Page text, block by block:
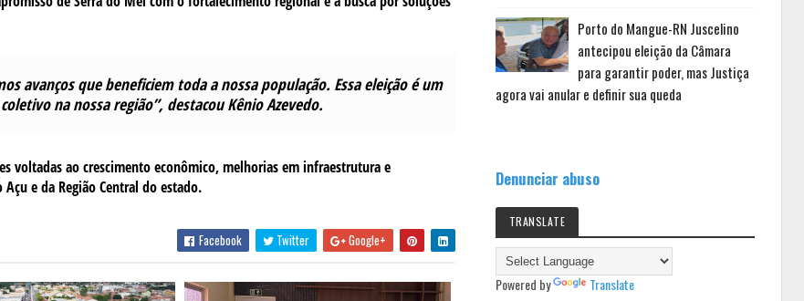
avanços que beneficiem toda a nossa população. Essa eleição é um
na nossa região”, destacou Kênio Azevedo.
voltadas ao crescimento econômico, melhorias em infraestrutura e
e da Região Central do estado.
Facebook Twitter Google+
Porto do Mangue-RN Juscelino
antecipou eleição da Câmara
para garantir poder, mas Justiça
agora vai anular e definir sua queda
Denunciar abuso
TRANSLATE
Powered by Translate